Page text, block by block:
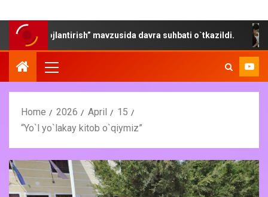
mavzusida davra suhbati o`tkazildi.
Home 2026 April
15
“Yo`l yo`lakay kitob o`qiymiz”